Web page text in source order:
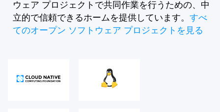
ウェア プロジェクトで共同作業を行うための、中
立的で信頼できるホームを提供しています。 すべ
てのオープン ソフトウェア プロジェクトを見る